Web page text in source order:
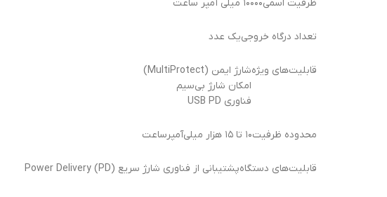
ظرفیت اسمی۱۰۰۰۰ میلی آمپر ساعت
تعداد درگاه خروجییک عدد
قابلیت‌های ویژهشارژ ایمن (MultiProtect)
امکان شارژ بی‌سیم
فناوری USB PD
محدوده ظرفیت۱۰ تا ۱۵ هزار میلی‌آمپر‌ساعت
قابلیت‌های دستگاهپشتیبانی از فناوری شارژ سریع Power Delivery (PD)